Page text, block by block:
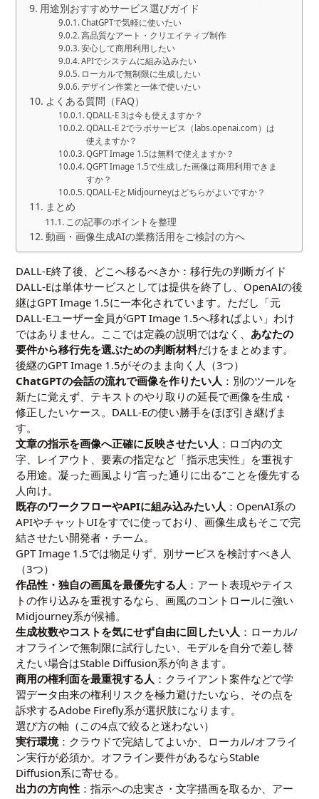
用途別おすすめサービス選びガイド
ChatGPTで気軽に使いたい
高品質なアート・クリエイティブ制作
安心して商用利用したい
APIでシステムに組み込みたい
ローカルで無制限に生成したい
デザイン作業と一体で使いたい
よくある質問（FAQ）
QDALL-E 3は今も使えますか？
QDALL-E 2でラボサービス（labs.openai.com）は
使えますか？
QGPT Image 1.5は無料で使えますか？
QGPT Image 1.5で生成した画像は商用利用できま
すか？
QDALL-EとMidjourneyはどちらがよいですか？
まとめ
この記事のポイントを整理
動画・画像生成AIの業務活用をご検討の方へ
DALL-E終了後、どこへ移るべきか：移行先の判断ガイド
DALL-Eは単体サービスとしては提供を終了し、OpenAIの後
継はGPT Image 1.5に一本化されています。ただし「元
DALL-Eユーザー全員がGPT Image 1.5へ移ればよい」わけ
ではありません。ここでは定義の説明ではなく、 あなたの
要件から移行先を選ぶための判断材料だけをまとめます。
後継のGPT Image 1.5がそのまま向く人（3つ）
ChatGPTの会話の流れで画像を作りたい人 ：別のツールを
新たに覚えず、テキストのやり取りの延長で画像を生成・
修正したいケース。DALL-Eの使い勝手をほぼ引き継げま
す。
文章の指示を画像へ正確に反映させたい人 ：ロゴ内の文
字、レイアウト、要素の指定など「指示忠実性」を重視す
る用途。凝った画風より“言った通りに出る”ことを優先する
人向け。
既存のワークフローやAPIに組み込みたい人 ：OpenAI系の
APIやチャットUIをすでに使っており、画像生成もそこで完
結させたい開発者・チーム。
GPT Image 1.5では物足りず、別サービスを検討すべき人
（3つ）
作品性・独自の画風を最優先する人 ：アート表現やテイス
トの作り込みを重視するなら、画風のコントロールに強い
Midjourney系が候補。
生成枚数やコストを気にせず自由に回したい人 ：ローカル/
オフラインで無制限に試行したい、モデルを自分で差し替
えたい場合はStable Diffusion系が向きます。
商用の権利面を最重視する人 ：クライアント案件などで学
習データ由来の権利リスクを極力避けたいなら、その点を
訴求するAdobe Firefly系が選択肢になります。
選び方の軸（この4点で絞ると迷わない）
実行環境：クラウドで完結してよいか、ローカル/オフライ
ン実行が必須か。オフライン要件があるならStable
Diffusion系に寄せる。
出力の方向性 ：指示への忠実さ・文字描画を取るか、アー